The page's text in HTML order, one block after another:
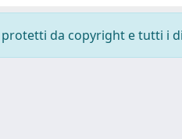
da copyright e tutti i